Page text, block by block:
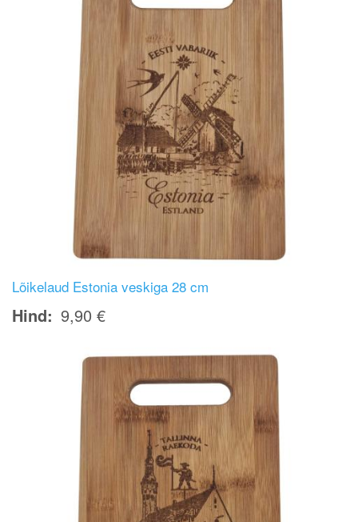
Lõikelaud Estonia veskiga 28 cm
Hind 9,90 €